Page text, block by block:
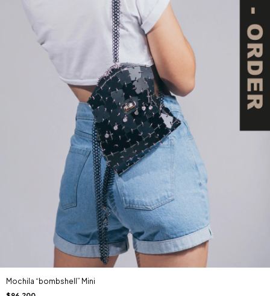
Mochila “bombshell” Mini